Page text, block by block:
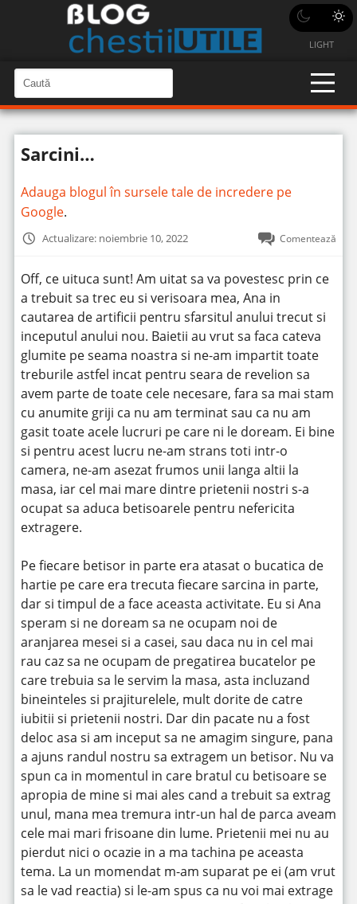
LIGHT
a
u
t
n
C
a
u
î
n
t
Sarcini…
Adauga blogul în sursele tale de incredere pe
Google.
Actualizare: noiembrie 10, 2022 Comentează
Off, ce uituca sunt! Am uitat sa va povestesc prin ce
a trebuit sa trec eu si verisoara mea, Ana in
cautarea de artificii pentru sfarsitul anului trecut si
inceputul anului nou. Baietii au vrut sa faca cateva
glumite pe seama noastra si ne-am impartit toate
treburile astfel incat pentru seara de revelion sa
avem parte de toate cele necesare, fara sa mai stam
cu anumite griji ca nu am terminat sau ca nu am
gasit toate acele lucruri pe care ni le doream. Ei bine
si pentru acest lucru ne-am strans toti intr-o
camera, ne-am asezat frumos unii langa altii la
masa, iar cel mai mare dintre prietenii nostri s-a
ocupat sa aduca betisoarele pentru nefericita
extragere.
Pe fiecare betisor in parte era atasat o bucatica de
hartie pe care era trecuta fiecare sarcina in parte,
dar si timpul de a face aceasta activitate. Eu si Ana
speram si ne doream sa ne ocupam noi de
aranjarea mesei si a casei, sau daca nu in cel mai
rau caz sa ne ocupam de pregatirea bucatelor pe
care trebuia sa le servim la masa, asta incluzand
bineinteles si prajiturelele, mult dorite de catre
iubitii si prietenii nostri. Dar din pacate nu a fost
deloc asa si am inceput sa ne amagim singure, pana
a ajuns randul nostru sa extragem un betisor. Nu va
spun ca in momentul in care bratul cu betisoare se
apropia de mine si mai ales cand a trebuit sa extrag
unul, mana mea tremura intr-un hal de parca aveam
cele mai mari frisoane din lume. Prietenii mei nu au
pierdut nici o ocazie in a ma tachina pe aceasta
tema. La un momendat m-am suparat pe ei (am vrut
sa le vad reactia) si le-am spus ca nu voi mai extrage